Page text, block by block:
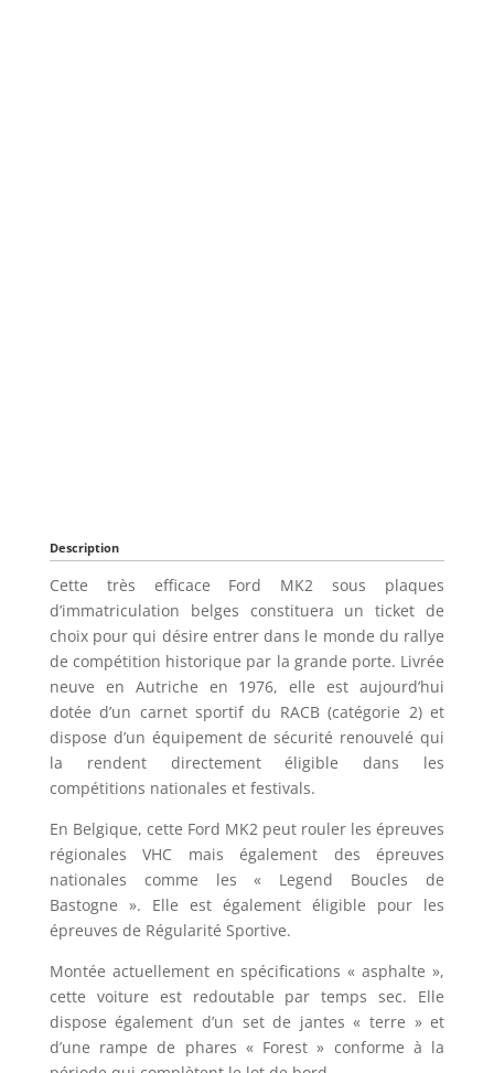
Description
Cette très efficace Ford MK2 sous plaques
d’immatriculation belges constituera un ticket de
choix pour qui désire entrer dans le monde du rallye
de compétition historique par la grande porte. Livrée
neuve en Autriche en 1976, elle est aujourd’hui
dotée d’un carnet sportif du RACB (catégorie 2) et
dispose d’un équipement de sécurité renouvelé qui
la rendent directement éligible dans les
compétitions nationales et festivals.
En Belgique, cette Ford MK2 peut rouler les épreuves
régionales VHC mais également des épreuves
nationales comme les « Legend Boucles de
Bastogne ». Elle est également éligible pour les
épreuves de Régularité Sportive.
Montée actuellement en spécifications « asphalte »,
cette voiture est redoutable par temps sec. Elle
dispose également d’un set de jantes « terre » et
d’une rampe de phares « Forest » conforme à la